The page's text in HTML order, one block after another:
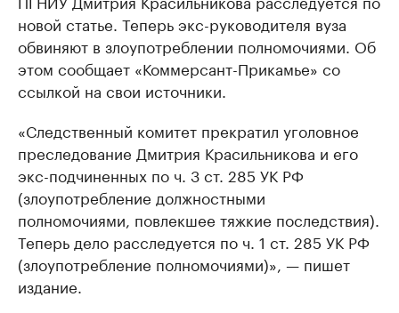
новой статье. Теперь экс-руководителя вуза
обвиняют в злоупотреблении полномочиями. Об
этом сообщает «Коммерсант-Прикамье» со
ссылкой на свои источники.
«Следственный комитет прекратил уголовное
преследование Дмитрия Красильникова и его
экс-подчиненных по ч. 3 ст. 285 УК РФ
(злоупотребление должностными
полномочиями, повлекшее тяжкие последствия).
Теперь дело расследуется по ч. 1 ст. 285 УК РФ
(злоупотребление полномочиями)», — пишет
издание.